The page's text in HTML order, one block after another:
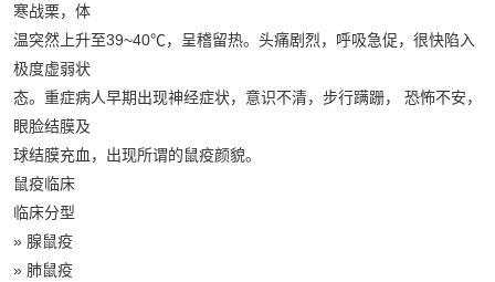
寒战栗，体
温突然上升至39~40℃，呈稽留热。头痛剧烈，呼吸急促，很快陷入
极度虚弱状
态。重症病人早期出现神经症状，意识不清，步行蹒跚， 恐怖不安，
眼脸结膜及
球结膜充血，出现所谓的鼠疫颜貌。
鼠疫临床
临床分型
» 腺鼠疫
» 肺鼠疫